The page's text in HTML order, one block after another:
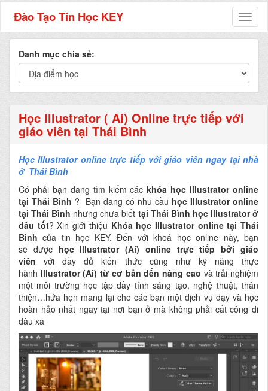
Đào Tạo Tin Học KEY
Danh mục chia sẻ:
Học Illustrator ( Ai) Online trực tiếp với
giáo viên tại Thái Bình
Học Illustrator online trực tiếp với giáo viên ngay tại nhà
ở Thái Bình
Có phải bạn đang tìm kiếm cáckhóa học Illustrator online
tại Thái Bình ? Bạn đang có nhu cầu học Illustrator online
tại Thái Bình nhưng chưa biết tại Thái Bình học Illustrator ở
đâu tốt? Xin giới thiệu Khóa học Illustrator online tại Thái
Bình của tin học KEY. Đến với khoá học online này, bạn
sẽ được học Illustrator (Ai) online trực tiếp bởi giáo
viênvới đầy đủ kiến thức cũng như kỹ năng thực
hành Illustrator (Ai) từ cơ bản đến nâng cao và trải nghiệm
một môi trường học tập đầy tính sáng tạo, nghệ thuật, thân
thiện…hứa hẹn mang lại cho các bạn một dịch vụ dạy và học
hoàn hảo nhất ngay tại nơi bạn ở mà không phải cất công đi
đâu xa